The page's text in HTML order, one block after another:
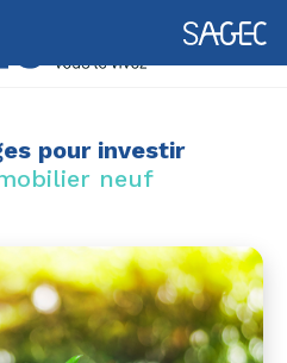
pour investir
neuf